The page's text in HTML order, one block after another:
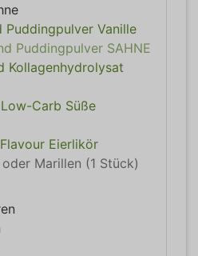
Puddingpulver Vanille
Puddingpulver SAHNE
Kollagenhydrolysat
Carb Süße
Eierlikör
oder Marillen (1 Stück)